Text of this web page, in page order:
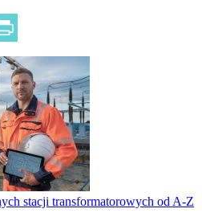
stacji transformatorowych od A-Z